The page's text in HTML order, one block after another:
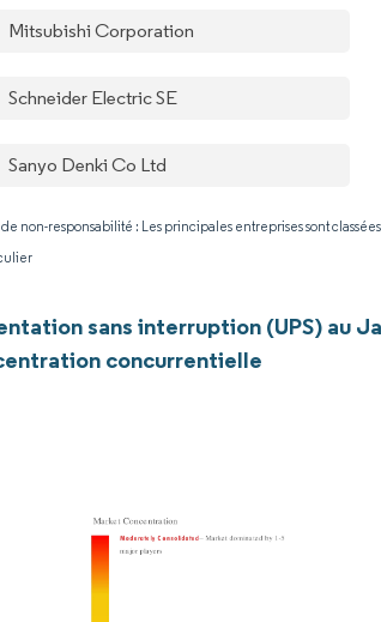
Mitsubishi Corporation
Schneider Electric SE
Sanyo Denki Co Ltd
non-responsabilité : Les principales entreprises sont
sans interruption (UPS) au
concurrentielle